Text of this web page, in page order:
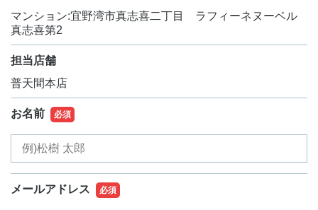
マンション:宜野湾市真志喜二丁目 ラフィーネヌーベル
真志喜第2
担当店舗
普天間本店
お名前 必須
メールアドレス 必須